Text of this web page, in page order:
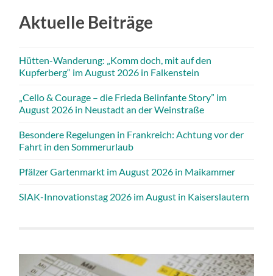
Aktuelle Beiträge
Hütten-Wanderung: „Komm doch, mit auf den
Kupferberg“ im August 2026 in Falkenstein
„Cello & Courage – die Frieda Belinfante Story” im
August 2026 in Neustadt an der Weinstraße
Besondere Regelungen in Frankreich: Achtung vor der
Fahrt in den Sommerurlaub
Pfälzer Gartenmarkt im August 2026 in Maikammer
SIAK-Innovationstag 2026 im August in Kaiserslautern